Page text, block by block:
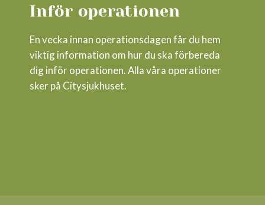
Inför operationen
En vecka innan operationsdagen får du hem
viktig information om hur du ska förbereda
dig inför operationen. Alla våra operationer
sker på Citysjukhuset.